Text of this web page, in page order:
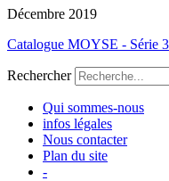
Décembre 2019
Catalogue MOYSE - Série 3
Rechercher
Qui sommes-nous
infos légales
Nous contacter
Plan du site
-